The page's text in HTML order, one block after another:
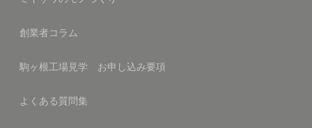
創業者コラム
駒ヶ根工場見学 お申し込み要項
よくある質問集